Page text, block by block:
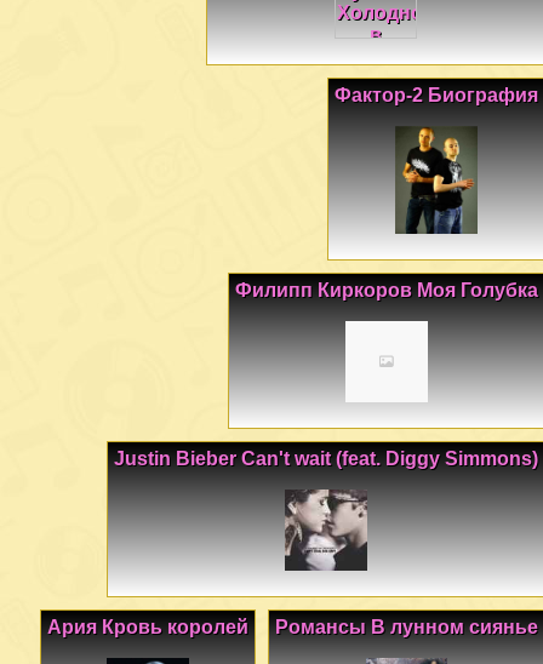
Фактор-2 Биография
Филипп Киркоров Моя Голубка
Justin Bieber Can't wait (feat. Diggy Simmons)
Романсы В лунном сиянье
Ария Кровь королей